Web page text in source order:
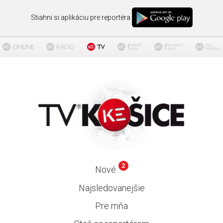
Stiahni si aplikáciu pre reportéra
Nové 2
Najsledovanejšie
Pre mňa